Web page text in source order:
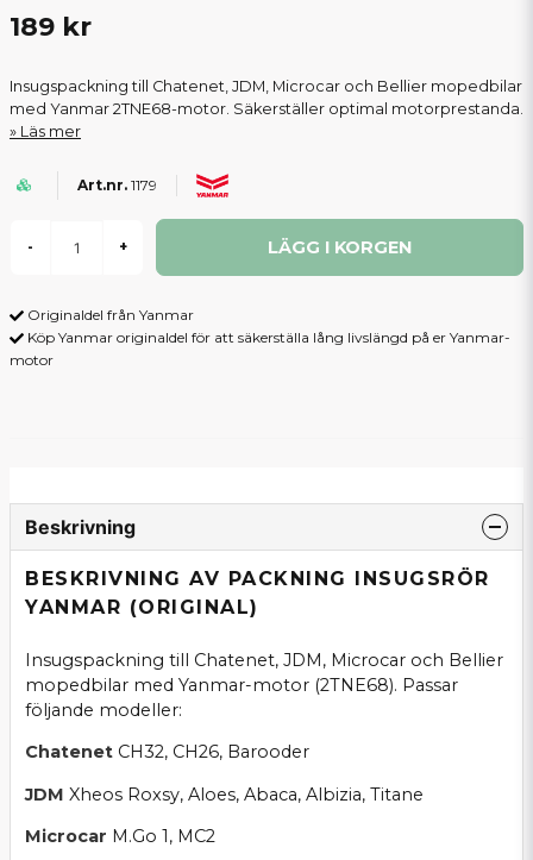
189 kr
Insugspackning till Chatenet, JDM, Microcar och Bellier mopedbilar
med Yanmar 2TNE68-motor. Säkerställer optimal motorprestanda.
Läs mer
1179
- + LÄGG I KORGEN
Originaldel från Yanmar
Köp Yanmar originaldel för att säkerställa lång livslängd på er Yanmar-
motor
Beskrivning
BESKRIVNING AV PACKNING INSUGSRÖR
YANMAR (ORIGINAL)
Insugspackning till Chatenet, JDM, Microcar och Bellier
mopedbilar med Yanmar-motor (2TNE68). Passar
följande modeller:
Chatenet CH32, CH26, Barooder
JDM Xheos Roxsy, Aloes, Abaca, Albizia, Titane
Microcar M.Go 1, MC2